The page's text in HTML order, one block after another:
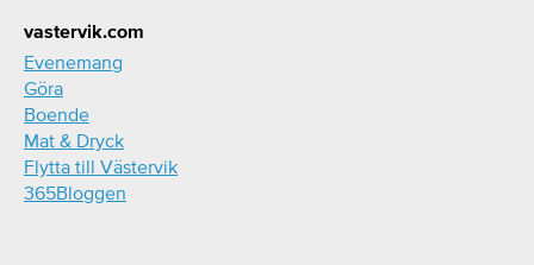
Footer
vastervik.com
Evenemang
Göra
Boende
Mat & Dryck
Flytta till Västervik
365Bloggen